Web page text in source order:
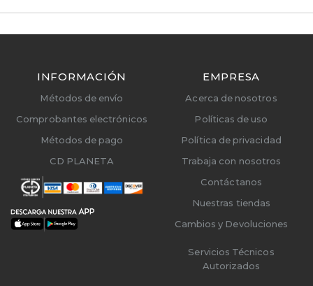
INFORMACIÓN
Métodos de envío
Comprobantes electrónicos
Métodos de pago
CD PLANETA
EMPRESA
Acerca de nosotros
Políticas de uso
Política de privacidad
Trabaja con nosotros
Contáctanos
Nuestras tiendas
Cambios y Devoluciones
Servicios Técnicos
Autorizados